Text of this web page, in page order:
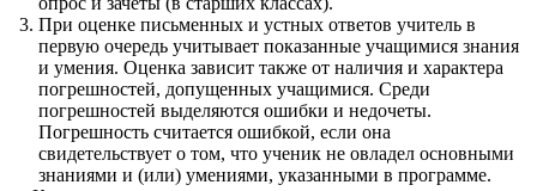
При оценке письменных и устных ответов учитель в
первую очередь учитывает показанные учащимися знания
и умения. Оценка зависит также от наличия и характера
погрешностей, допущенных учащимися. Среди
погрешностей выделяются ошибки и недочеты.
Погрешность считается ошибкой, если она
свидетельствует о том, что ученик не овладел основными
знаниями и (или) умениями, указанными в программе.